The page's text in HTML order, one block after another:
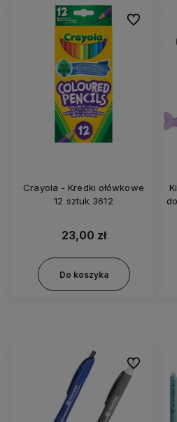
Crayola - Kredki ołówkowe
12 sztuk 3612
23,00 zł
Do koszyka
Do
Do